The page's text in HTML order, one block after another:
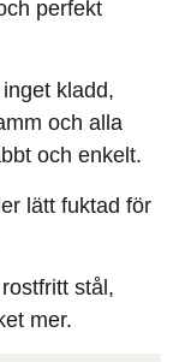
perfekt
kladd,
och alla
och enkelt.
lätt fuktad för
stål,
mer.